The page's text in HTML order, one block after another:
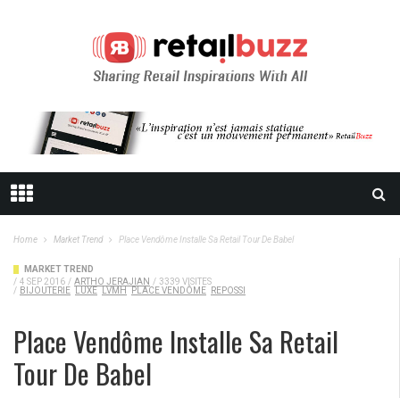
Home Market Trend Place Vendôme Installe Sa Retail Tour De Babel
MARKET TREND
/ 4 SEP 2016 / ARTHO JERAJIAN / 3339 VISITES
/ BIJOUTERIE LUXE LVMH PLACE VENDÔME REPOSSI
Place Vendôme Installe Sa Retail
Tour De Babel